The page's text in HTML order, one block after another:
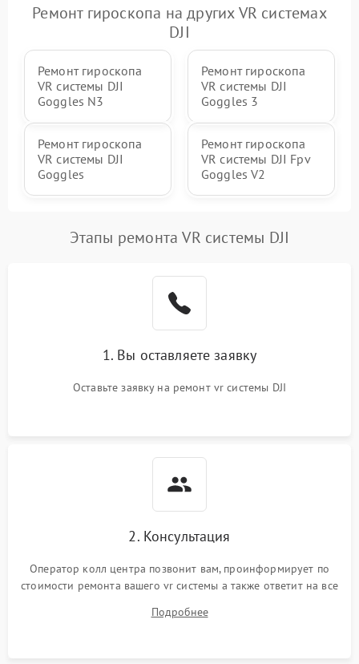
Ремонт гироскопа на других VR системах
DJI
Ремонт гироскопа
VR системы DJI
Goggles N3
Ремонт гироскопа
VR системы DJI
Goggles 3
Ремонт гироскопа
VR системы DJI
Goggles
Ремонт гироскопа
VR системы DJI Fpv
Goggles V2
Этапы ремонта VR системы DJI
1. Вы оставляете заявку
Оставьте заявку на ремонт vr системы DJI
2. Консультация
Оператор колл центра позвонит вам, проинформирует по
стоимости ремонта вашего vr системы а также ответит на все
Подробнее